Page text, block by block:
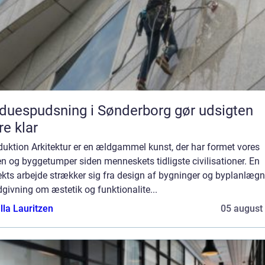
i Sønderborg gør udsigten
klar
Arkitektur er en ældgammel kunst, der har formet vores
og byggetumper siden menneskets tidligste civilisationer. En
arbejde strækker sig fra design af bygninger og
om æstetik og funktionalite...
Lauritzen
05 august